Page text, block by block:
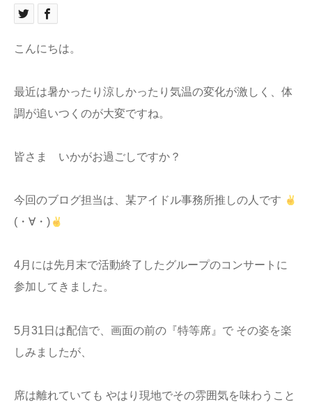
こんにちは。
最近は暑かったり涼しかったり気温の変化が激しく、体
調が追いつくのが大変ですね。
皆さま いかがお過ごしですか？
今回のブログ担当は、某アイドル事務所推しの人です
(・∀・)
4月には先月末で活動終了したグループのコンサートに
参加してきました。
5月31日は配信で、画面の前の『特等席』で その姿を楽
しみましたが、
席は離れていても やはり現地でその雰囲気を味わうこと
お問い合わせ